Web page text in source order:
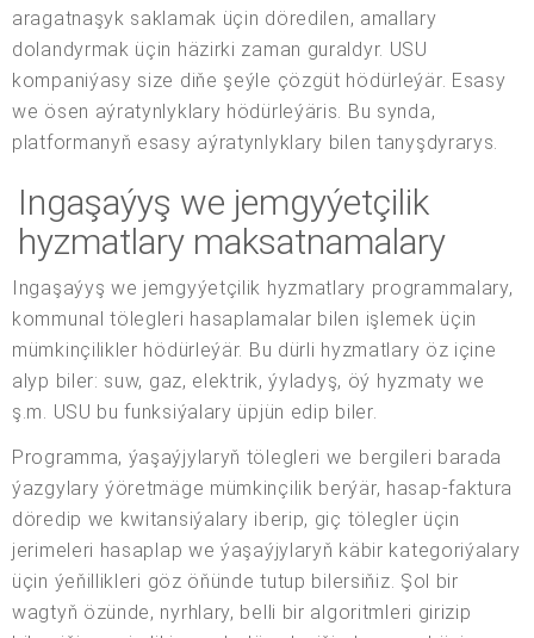
aragatnaşyk saklamak üçin döredilen, amallary
dolandyrmak üçin häzirki zaman guraldyr. USU
kompaniýasy size diňe şeýle çözgüt hödürleýär. Esasy
we ösen aýratynlyklary hödürleýäris. Bu synda,
platformanyň esasy aýratynlyklary bilen tanyşdyrarys.
Ingaşaýyş we jemgyýetçilik
hyzmatlary maksatnamalary
Ingaşaýyş we jemgyýetçilik hyzmatlary programmalary,
kommunal tölegleri hasaplamalar bilen işlemek üçin
mümkinçilikler hödürleýär. Bu dürli hyzmatlary öz içine
alyp biler: suw, gaz, elektrik, ýyladyş, öý hyzmaty we
ş.m. USU bu funksiýalary üpjün edip biler.
Programma, ýaşaýjylaryň tölegleri we bergileri barada
ýazgylary ýöretmäge mümkinçilik berýär, hasap-faktura
döredip we kwitansiýalary iberip, giç tölegler üçin
jerimeleri hasaplap we ýaşaýjylaryň käbir kategoriýalary
üçin ýeňillikleri göz öňünde tutup bilersiňiz. Şol bir
wagtyň özünde, nyrhlary, belli bir algoritmleri girizip